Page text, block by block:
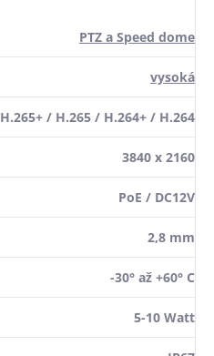
PTZ a Speed dome
vysoká
H.265+ / H.265 / H.264+ / H.264
3840 x 2160
PoE / DC12V
2,8 mm
-30° až +60° C
5-10 Watt